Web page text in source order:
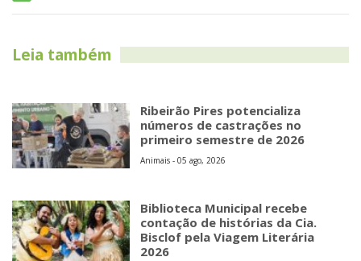
Leia também
Ribeirão Pires potencializa
números de castrações no
primeiro semestre de 2026
Animais - 05 ago, 2026
Biblioteca Municipal recebe
contação de histórias da Cia.
Bisclof pela Viagem Literária
2026